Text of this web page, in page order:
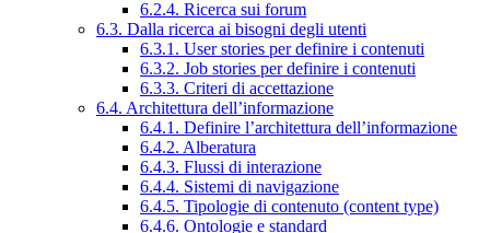
6.2.4. Ricerca sui forum
6.3. Dalla ricerca ai bisogni degli utenti
6.3.1. User stories per definire i contenuti
6.3.2. Job stories per definire i contenuti
6.3.3. Criteri di accettazione
6.4. Architettura dell’informazione
6.4.1. Definire l’architettura dell’informazione
6.4.2. Alberatura
6.4.3. Flussi di interazione
6.4.4. Sistemi di navigazione
6.4.5. Tipologie di contenuto (content type)
6.4.6. Ontologie e standard